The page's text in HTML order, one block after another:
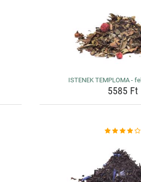
ISTENEK TEMPLOMA -
5585 Ft